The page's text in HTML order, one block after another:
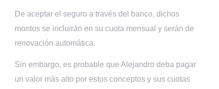
De aceptar el seguro a través del banco, dichos
montos se incluirán en su cuota mensual y serán de
renovación automática.
Sin embargo, es probable que Alejandro deba pagar
un valor más alto por estos conceptos y sus cuotas